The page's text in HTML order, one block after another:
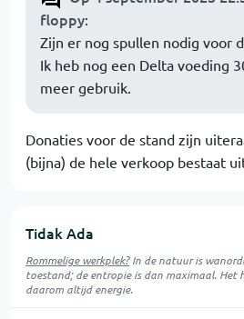
floppy:
Zijn er nog spullen nodig voor
Ik heb nog een Delta voeding
meer gebruik.
Donaties voor de stand zijn
(bijna) de hele verkoop bestaat
Tidak Ada
Rommelige werkplek?In de natuur is
toestand; de entropie is dan maximaal. Het
daarom altijd energie.